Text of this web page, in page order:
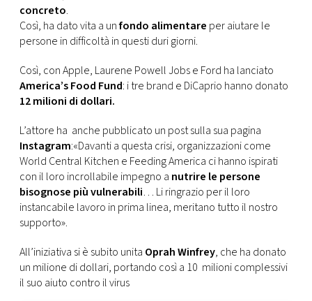
concreto.
Così, ha dato vita a unfondo alimentare per aiutare le
persone in difficoltà in questi duri giorni.
Così, con Apple, Laurene Powell Jobs e Ford ha lanciato
America’s Food Fund: i tre brand e DiCaprio hanno donato
12 milioni di dollari.
L’attore ha anche pubblicato un post sulla sua pagina
Instagram:«Davanti a questa crisi, organizzazioni come
World Central Kitchen e Feeding America ci hanno ispirati
con il loro incrollabile impegno a nutrire le persone
bisognose più vulnerabili… Li ringrazio per il loro
instancabile lavoro in prima linea, meritano tutto il nostro
supporto».
All’iniziativa si è subito unita Oprah Winfrey, che ha donato
un milione di dollari, portando così a 10 milioni complessivi
il suo aiuto contro il virus